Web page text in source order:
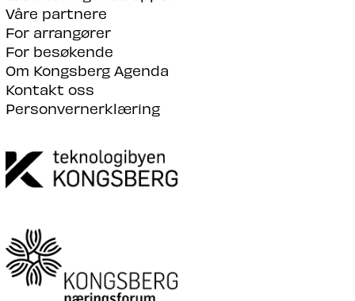
Våre partnere
For arrangører
For besøkende
Om Kongsberg Agenda
Kontakt oss
Personvernerklæring